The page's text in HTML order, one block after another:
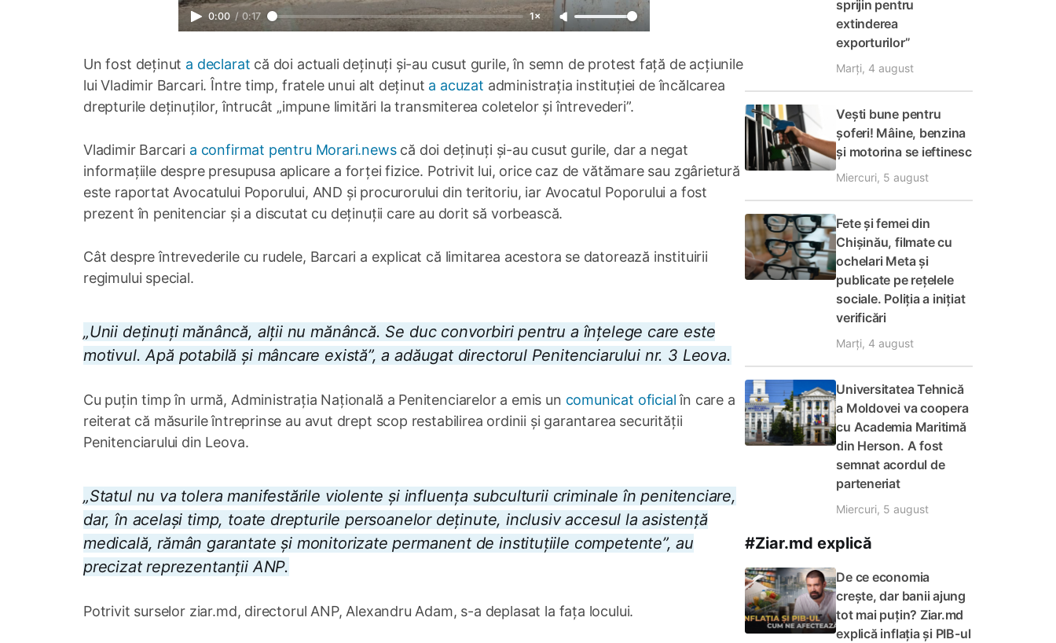
0:00 / 0:17 1×
Un fost deținut a declarat că doi actuali deținuți și-au cusut gurile, în semn de protest față de acțiunile
lui Vladimir Barcari. Între timp, fratele unui alt deținut a acuzat administrația instituției de încălcarea
drepturile deținuților, întrucât „impune limitări la transmiterea coletelor și întrevederi”.
Vladimir Barcari a confirmat pentru Morari.newscă doi deținuți și-au cusut gurile, dar a negat
informațiile despre presupusa aplicare a forței fizice. Potrivit lui, orice caz de vătămare sau zgârietură
este raportat Avocatului Poporului, AND și procurorului din teritoriu, iar Avocatul Poporului a fost
prezent în penitenciar și a discutat cu deținuții care au dorit să vorbească.
Cât despre întrevederile cu rudele, Barcari a explicat că limitarea acestora se datorează instituirii
regimului special.
„Unii deținuți mănâncă, alții nu mănâncă. Se duc convorbiri pentru a înțelege care este
motivul. Apă potabilă și mâncare există”, a adăugat directorul Penitenciarului nr. 3 Leova.
Cu puțin timp în urmă, Administrația Națională a Penitenciarelor a emis un comunicat oficialîn care a
reiterat că măsurile întreprinse au avut drept scop restabilirea ordinii și garantarea securității
Penitenciarului din Leova.
„Statul nu va tolera manifestările violente și influența subculturii criminale în penitenciare,
dar, în același timp, toate drepturile persoanelor deținute, inclusiv accesul la asistență
medicală, rămân garantate și monitorizate permanent de instituțiile competente”, au
precizat reprezentanții ANP.
Potrivit surselor ziar.md, directorul ANP, Alexandru Adam, s-a deplasat la fața locului.
sprijin pentru
extinderea
exporturilor”
Marți, 4 august
Vești bune pentru
șoferi! Mâine, benzina
și motorina se ieftinesc
Miercuri, 5 august
Fete și femei din
Chișinău, filmate cu
ochelari Meta și
publicate pe rețelele
sociale. Poliția a inițiat
verificări
Marți, 4 august
Universitatea Tehnică
a Moldovei va coopera
cu Academia Maritimă
din Herson. A fost
semnat acordul de
parteneriat
Miercuri, 5 august
#Ziar.md explică
De ce economia
crește, dar banii ajung
tot mai puțin? Ziar.md
explică inflația și PIB-ul